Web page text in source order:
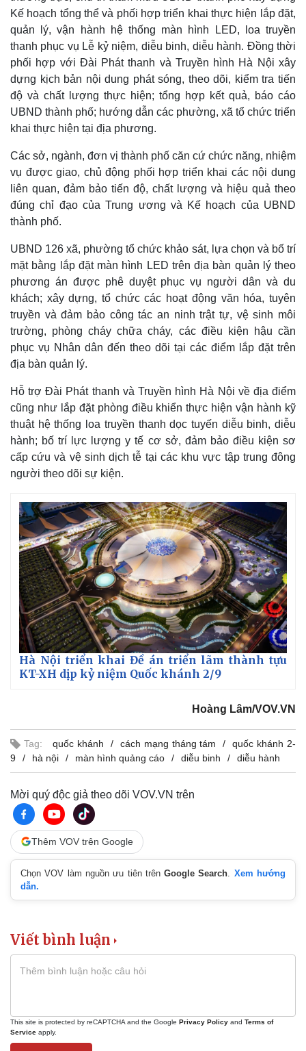
Pháp luật
Vụ án
Tin nóng
Việt Nam
Kế hoạch tổng thể và phối hợp triển khai thực hiện lắp đặt,
quản lý, vận hành hệ thống màn hình LED, loa truyền
thanh phục vụ Lễ kỷ niệm, diễu binh, diễu hành. Đồng thời
phối hợp với Đài Phát thanh và Truyền hình Hà Nội xây
dựng kịch bản nội dung phát sóng, theo dõi, kiểm tra tiến
độ và chất lượng thực hiện; tổng hợp kết quả, báo cáo
UBND thành phố; hướng dẫn các phường, xã tổ chức triển
khai thực hiện tại địa phương.
Các sở, ngành, đơn vị thành phố căn cứ chức năng, nhiệm
vụ được giao, chủ động phối hợp triển khai các nội dung
liên quan, đảm bảo tiến độ, chất lượng và hiệu quả theo
đúng chỉ đạo của Trung ương và Kế hoạch của UBND
thành phố.
UBND 126 xã, phường tổ chức khảo sát, lựa chọn và bố trí
mặt bằng lắp đặt màn hình LED trên địa bàn quản lý theo
phương án được phê duyệt phục vụ người dân và du
khách; xây dựng, tổ chức các hoạt động văn hóa, tuyên
truyền và đảm bảo công tác an ninh trật tự, vệ sinh môi
trường, phòng cháy chữa cháy, các điều kiện hậu cần
phục vụ Nhân dân đến theo dõi tại các điểm lắp đặt trên
địa bàn quản lý.
Hỗ trợ Đài Phát thanh và Truyền hình Hà Nội về địa điểm
cũng như lắp đặt phòng điều khiển thực hiện vận hành kỹ
thuật hệ thống loa truyền thanh dọc tuyến diễu binh, diễu
hành; bố trí lực lượng y tế cơ sở, đảm bảo điều kiện sơ
cấp cứu và vệ sinh dịch tễ tại các khu vực tập trung đông
người theo dõi sự kiện.
Hà Nội triển khai Đề án triển lãm thành tựu
KT-XH dịp kỷ niệm Quốc khánh 2/9
Hoàng Lâm/VOV.VN
Tag: quốc khánh cách mạng tháng tám
quốc khánh 2-
9
hà nội màn hình quảng cáo diễu binh diễu hành
Mời quý độc giả theo dõi VOV.VN trên
Thêm VOV trên Google
Chọn VOV làm nguồn ưu tiên trênGoogle Search
Xem hướng
dẫn.
Viết bình luận
This site is protected by reCAPTCHA and the Google Privacy Policy and Terms of
Service apply.